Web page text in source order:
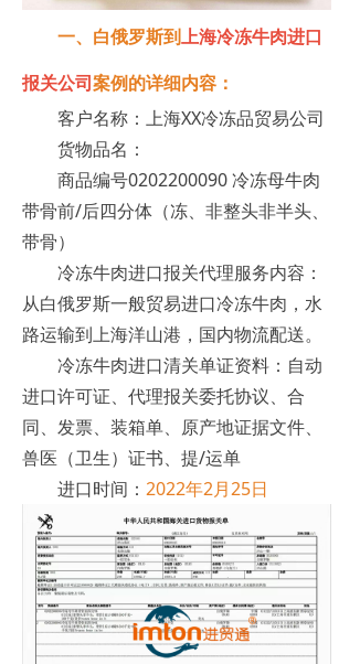
一、白俄罗斯到上海冷冻牛肉进口
报关公司案例的详细内容：
客户名称：上海XX冷冻品贸易公司
货物品名：
商品编号0202200090 冷冻母牛肉
带骨前/后四分体（冻、非整头非半头、
带骨）
冷冻牛肉进口报关代理服务内容：
从白俄罗斯一般贸易进口冷冻牛肉，水
路运输到上海洋山港，国内物流配送。
冷冻牛肉进口清关单证资料：自动
进口许可证、代理报关委托协议、合
同、发票、装箱单、原产地证据文件、
兽医（卫生）证书、提/运单
进口时间： 2022年2月25日